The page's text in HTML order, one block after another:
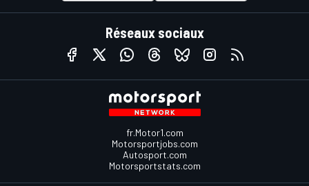
Réseaux sociaux
fr.Motor1.com
Motorsportjobs.com
Autosport.com
Motorsportstats.com